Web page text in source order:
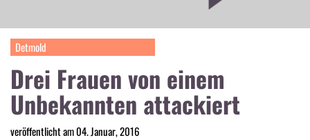
Detmold
Drei Frauen von einem
Unbekannten attackiert
veröffentlicht am 04. Januar, 2016